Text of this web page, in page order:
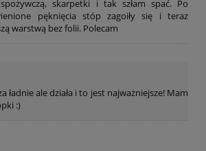
spożywczą, skarpetki i tak szłam spać. Po
pęknięcia stóp zagoiły się i teraz
warstwą bez folii. Polecam
ładnie ale działa i to jest najważniejsze! Mam
:)